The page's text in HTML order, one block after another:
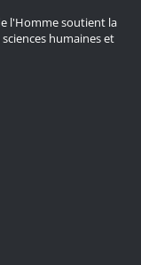
l'Homme soutient la
humaines et